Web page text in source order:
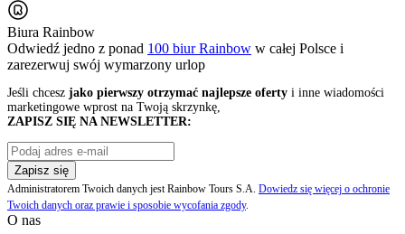
Biura Rainbow
Odwiedź jedno z ponad 100 biur Rainbow w całej Polsce i
zarezerwuj swój wymarzony urlop
Jeśli chcesz jako pierwszy otrzymać najlepsze oferty i inne wiadomości
marketingowe wprost na Twoją skrzynkę,
ZAPISZ SIĘ NA NEWSLETTER:
Zapisz się
Administratorem Twoich danych jest Rainbow Tours S.A. Dowiedz się więcej o ochronie
Twoich danych oraz prawie i sposobie wycofania zgody.
O nas